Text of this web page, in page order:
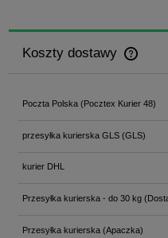
Koszty dostawy
Cena nie zawiera
Poczta Polska(Pocztex Kurier 48)
przesyłka kurierska GLS(GLS)
kurier DHL
Przesyłka kurierska - do 30 kg
Przesyłka kurierska (Apaczka)